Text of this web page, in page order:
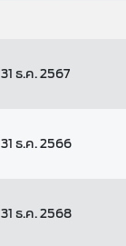
ธ.ค. 2567
ธ.ค. 2566
ธ.ค. 2568